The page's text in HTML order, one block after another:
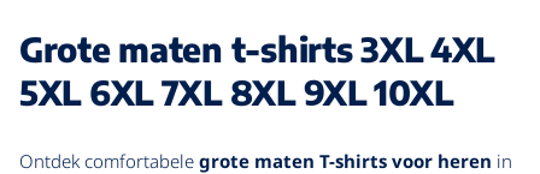
Grote maten t-shirts 3XL 4XL
5XL 6XL 7XL 8XL 9XL 10XL
Ontdek comfortabele grote maten T-shirts voor heren in